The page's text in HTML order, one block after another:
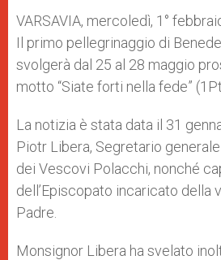
p
p
g
e
r
o
k
r
VARSAVIA, mercoledì, 1°
Il primo pellegrinaggio di
svolgerà dal 25 al 28 maggio
motto “Siate forti nella fede”
La notizia è stata data il 31
Piotr Libera, Segretario
dei Vescovi Polacchi, nonché
dell’Episcopato incaricato della
Padre.
Monsignor Libera ha svelato